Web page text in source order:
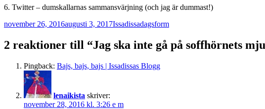
6. Twitter – dumskallarnas sammansvärjning (och jag är dummast!)
Postat
november 26, 2016augusti 3, 2017Författare
IssadissaKategorier
dagsform
2 reaktioner till “Jag ska inte gå på soffhörnets
Pingback: Bajs, bajs, bajs | Issadissas Blogg
lenaikista skriver:
november 28, 2016 kl. 3:26 e m